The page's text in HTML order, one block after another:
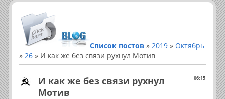
Список постов » 2019 » Октябрь
» 26 » И как же без связи рухнул Мотив
06:15
И как же без связи рухнул
Мотив